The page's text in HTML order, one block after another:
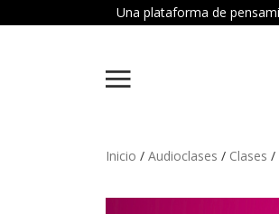
Una plataforma de
Inicio / Audioclases / Clases /